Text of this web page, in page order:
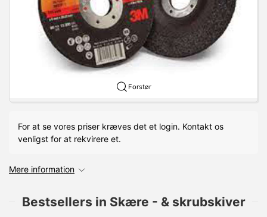
Forstør
For at se vores priser kræves det et login. Kontakt os
venligst for at rekvirere et.
Mere information
Bestsellers in Skære - & skrubskiver